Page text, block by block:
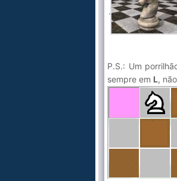
P.S.: Um
sempre em L,